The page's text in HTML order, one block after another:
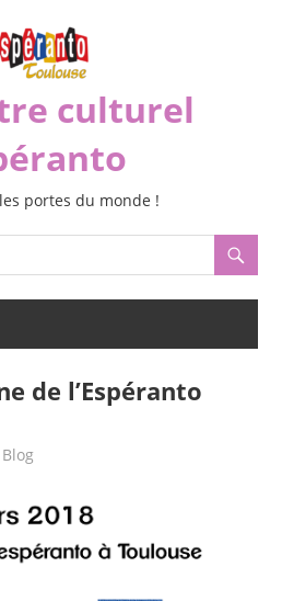
culturel
portes du monde !
de l’Espéranto
Blog